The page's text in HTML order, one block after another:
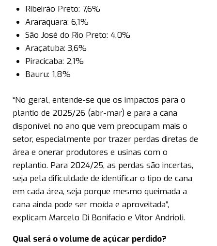
Ribeirão Preto: 7,6%
Araraquara: 6,1%
São José do Rio Preto: 4,0%
Araçatuba: 3,6%
Piracicaba: 2,1%
Bauru: 1,8%
“No geral, entende-se que os impactos para o
plantio de 2025/26 (abr-mar) e para a cana
disponível no ano que vem preocupam mais o
setor, especialmente por trazer perdas diretas de
área e onerar produtores e usinas com o
replantio. Para 2024/25, as perdas são incertas,
seja pela dificuldade de identificar o tipo de cana
em cada área, seja porque mesmo queimada a
cana ainda pode ser moída e aproveitada”,
explicam Marcelo Di Bonifacio e Vitor Andrioli.
Qual será o volume de açúcar perdido?